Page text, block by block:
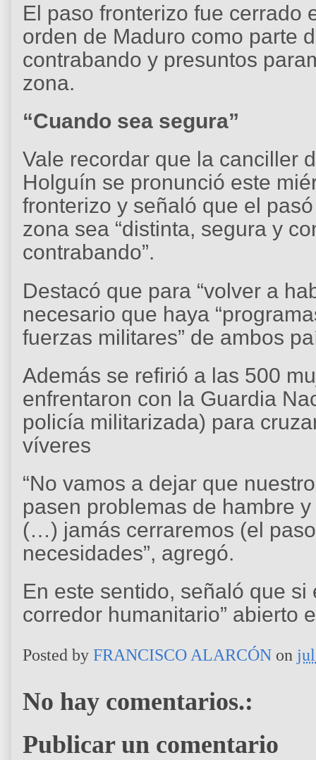
El paso fronterizo fue cerrado
orden de Maduro como parte
contrabando y presuntos
zona.
“Cuando sea segura”
Vale recordar que la canciller
Holguín se pronunció este
fronterizo y señaló que el
zona sea “distinta, segura y
contrabando”.
Destacó que para “volver a
necesario que haya
fuerzas militares” de ambos
Además se refirió a las 500
enfrentaron con la Guardia
policía militarizada) para
víveres
“No vamos a dejar que
pasen problemas de hambre
(…) jamás cerraremos (el
necesidades”, agregó.
En este sentido, señaló que si
corredor humanitario” abierto
Posted by FRANCISCO ALARCÓN on
No hay comentarios.:
Publicar un comentario